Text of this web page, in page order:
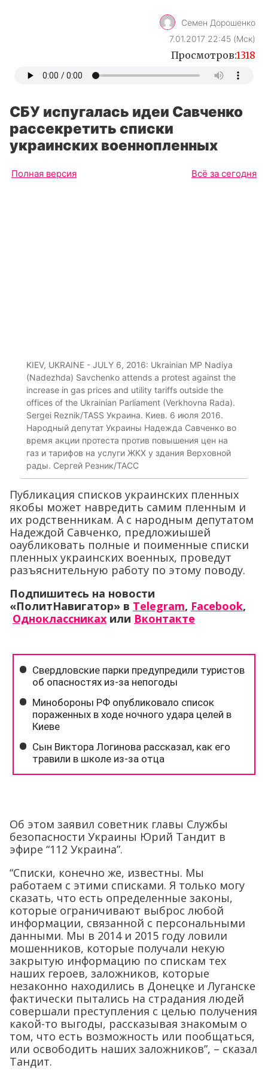
Семен Дорошенко
7.01.2017 22:45 (Мск)
Просмотров:1318
СБУ испугалась идеи Савченко
рассекретить списки
украинских военнопленных
Полная версия Всё за сегодня
KIEV, UKRAINE - JULY 6, 2016: Ukrainian MP Nadiya
(Nadezhda) Savchenko attends a protest against the
increase in gas prices and utility tariffs outside the
offices of the Ukrainian Parliament (Verkhovna Rada).
Sergei Reznik/TASS Украина. Киев. 6 июля 2016.
Народный депутат Украины Надежда Савченко во
время акции протеста против повышения цен на
газ и тарифов на услуги ЖКХ у здания Верховной
рады. Сергей Резник/ТАСС
Публикация списков украинских пленных
якобы может навредить самим пленным и
их родственникам. А с народным депутатом
Надеждой Савченко, предложиышей
оаубликовать полные и поименные списки
пленных украинских военных, проведут
разъяснительную работу по этому поводу.
Подпишитесь на новости
«ПолитНавигатор» в Telegram, Facebook,
Одноклассниках или Вконтакте
Об этом заявил советник главы Службы
безопасности Украины Юрий Тандит в
эфире “112 Украина”.
“Списки, конечно же, известны. Мы
работаем с этими списками. Я только могу
сказать, что есть определенные законы,
которые ограничивают выброс любой
информации, связанной с персональными
данными. Мы в 2014 и 2015 году ловили
мошенников, которые получали некую
закрытую информацию по спискам тех
наших героев, заложников, которые
незаконно находились в Донецке и Луганске
фактически пытались на страдания людей
совершали преступления с целью получения
какой-то выгоды, рассказывая знакомым о
том, что есть возможность или пообщаться,
или освободить наших заложников”, – сказал
Тандит.